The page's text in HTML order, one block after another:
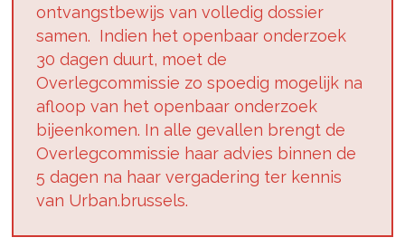
ontvangstbewijs van volledig dossier
samen. Indien het openbaar onderzoek
30 dagen duurt, moet de
Overlegcommissie zo spoedig mogelijk na
afloop van het openbaar onderzoek
bijeenkomen. In alle gevallen brengt de
Overlegcommissie haar advies binnen de
5 dagen na haar vergadering ter kennis
van Urban.brussels.